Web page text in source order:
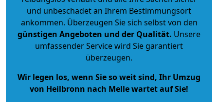
und unbeschadet an Ihrem Bestimmungsort
ankommen. Überzeugen Sie sich selbst von den
günstigen Angeboten und der Qualität. Unsere
umfassender Service wird Sie garantiert
überzeugen.
Wir legen los, wenn Sie so weit sind, Ihr Umzug
von Heilbronn nach Melle wartet auf Sie!